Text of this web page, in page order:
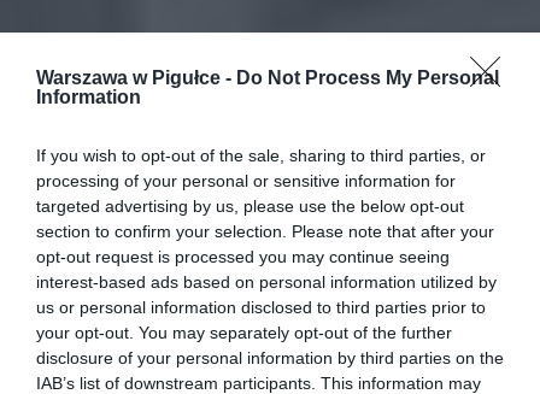
Warszawa w Pigułce - Do Not Process My Personal
Information
If you wish to opt-out of the sale, sharing to third parties, or
processing of your personal or sensitive information for
targeted advertising by us, please use the below opt-out
section to confirm your selection. Please note that after your
opt-out request is processed you may continue seeing
interest-based ads based on personal information utilized by
us or personal information disclosed to third parties prior to
your opt-out. You may separately opt-out of the further
disclosure of your personal information by third parties on the
IAB’s list of downstream participants. This information may